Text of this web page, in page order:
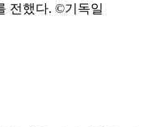
전했다. ©기독일